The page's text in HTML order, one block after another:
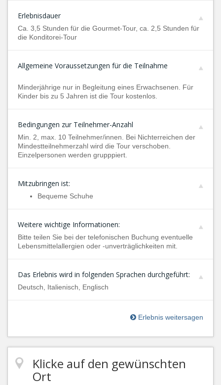
Erlebnisdauer
Ca. 3,5 Stunden für die Gourmet-Tour, ca. 2,5 Stunden für
die Konditorei-Tour
Allgemeine Voraussetzungen für die Teilnahme
Minderjährige nur in Begleitung eines Erwachsenen. Für
Kinder bis zu 5 Jahren ist die Tour kostenlos.
Bedingungen zur Teilnehmer-Anzahl
Min. 2, max. 10 Teilnehmer/innen. Bei Nichterreichen der
Mindestteilnehmerzahl wird die Tour verschoben.
Einzelpersonen werden grupppiert.
Mitzubringen ist:
Bequeme Schuhe
Weitere wichtige Informationen:
Bitte teilen Sie bei der telefonischen Buchung eventuelle
Lebensmittelallergien oder -unverträglichkeiten mit.
Das Erlebnis wird in folgenden Sprachen durchgeführt:
Deutsch, Italienisch, Englisch
Erlebnis weitersagen
Klicke auf den gewünschten
Ort